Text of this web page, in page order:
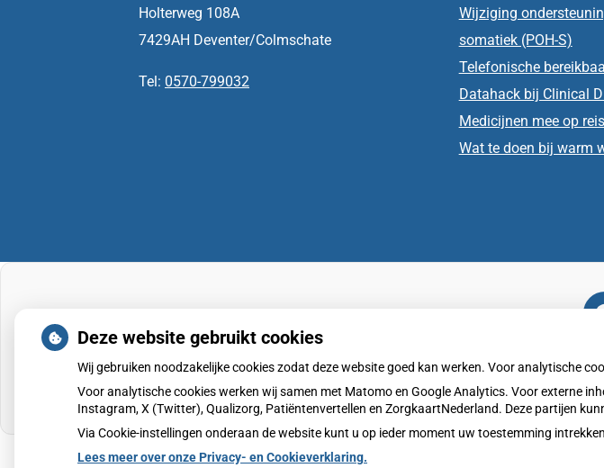
Holterweg 108A
7429AH Deventer/Colmschate
Tel: 0570-799032
Wijziging
somatiek (POH-S)
Telefonische
Datahack bij Clinical
Medicijnen mee op reis
Wat te doen bij warm
externe inhoud
die
Cookie-
Deze website gebruikt cookies
Wij gebruiken noodzakelijke cookies zodat deze website goed kan werken. Voor analytische
Voor analytische cookies werken wij samen met Matomo en Google Analytics. Voor externe
Instagram, X (Twitter), Qualizorg, Patiëntenvertellen en ZorgkaartNederland. Deze partijen
Via Cookie-instellingen onderaan de website kunt u op ieder moment uw toestemming
Lees meer over onze Privacy- en Cookieverklaring.